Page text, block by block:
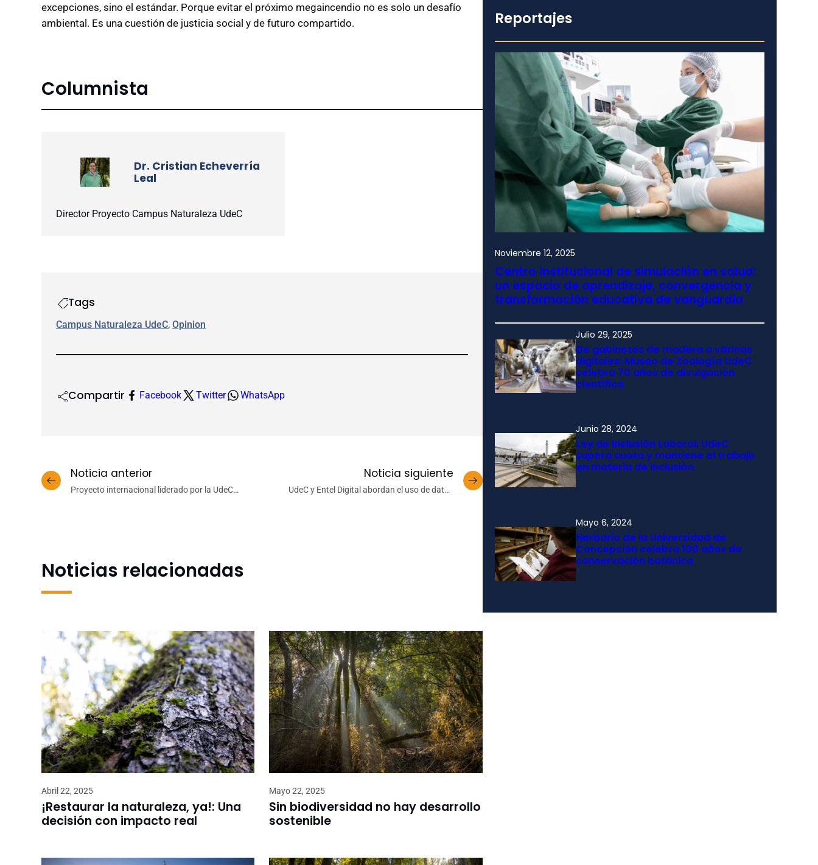
excepciones, sino el estándar. Porque evitar el próximo megaincendio no es solo un desafío
ambiental. Es una cuestión de justicia social y de futuro compartido.
Columnista
Dr. Cristian Echeverría
Leal
Director Proyecto Campus Naturaleza UdeC
Tags
Campus Naturaleza UdeC, Opinion
Compartir Facebook Twitter WhatsApp
Noticia anterior
Proyecto internacional liderado por la UdeC
Noticia siguiente
UdeC y Entel Digital abordan el uso de datos
Noticias relacionadas
Abril 22, 2025
¡Restaurar la naturaleza, ya!: Una
decisión con impacto real
Mayo 22, 2025
Sin biodiversidad no hay desarrollo
sostenible
Reportajes
Noviembre 12, 2025
Centro institucional de simulación en salud:
un espacio de aprendizaje, convergencia y
transformación educativa de vanguardia
Julio 29, 2025
De gabinetes de madera a vitrinas
digitales: Museo de Zoología UdeC
celebra 70 años de divulgación
científica
Junio 28, 2024
Ley de Inclusión Laboral: UdeC
supera cuota y mantiene el trabajo
en materia de inclusión
Mayo 6, 2024
Herbario de la Universidad de
Concepción celebra 100 años de
conservación botánica